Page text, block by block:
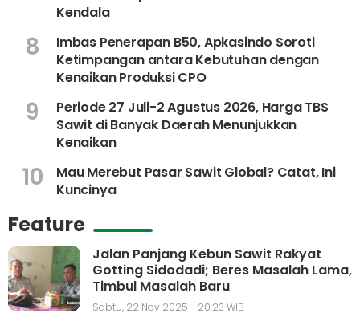
Kendala
8
Imbas Penerapan B50, Apkasindo Soroti
Ketimpangan antara Kebutuhan dengan
Kenaikan Produksi CPO
9
Periode 27 Juli-2 Agustus 2026, Harga TBS
Sawit di Banyak Daerah Menunjukkan
Kenaikan
10
Mau Merebut Pasar Sawit Global? Catat, Ini
Kuncinya
Feature
Jalan Panjang Kebun Sawit Rakyat
Gotting Sidodadi; Beres Masalah Lama,
Timbul Masalah Baru
Sabtu, 22 Nov 2025 - 20:23 WIB